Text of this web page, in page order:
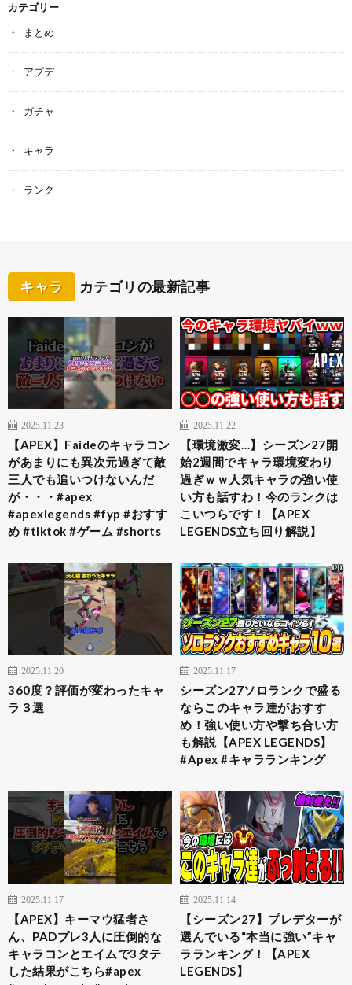
カテゴリー
まとめ
アプデ
ガチャ
キャラ
ランク
キャラ カテゴリの最新記事
2025.11.23
【APEX】Faideのキャラコン
があまりにも異次元過ぎて敵
三人でも追いつけないんだ
が・・・#apex
#apexlegends #fyp #おすす
め #tiktok #ゲーム #shorts
2025.11.22
【環境激変…】シーズン27開
始2週間でキャラ環境変わり
過ぎｗｗ人気キャラの強い使
い方も話すわ！今のランクは
こいつらです！【APEX
LEGENDS立ち回り解説】
2025.11.20
360度？評価が変わったキャ
ラ３選
2025.11.17
シーズン27ソロランクで盛る
ならこのキャラ達がおすす
め！強い使い方や撃ち合い方
も解説【APEX LEGENDS】
#Apex #キャラランキング
2025.11.17
【APEX】キーマウ猛者さ
ん、PADプレ3人に圧倒的な
キャラコンとエイムで3タテ
した結果がこちら#apex
2025.11.14
【シーズン27】プレデターが
選んでいる“本当に強い”キャ
ラランキング！【APEX
LEGENDS】